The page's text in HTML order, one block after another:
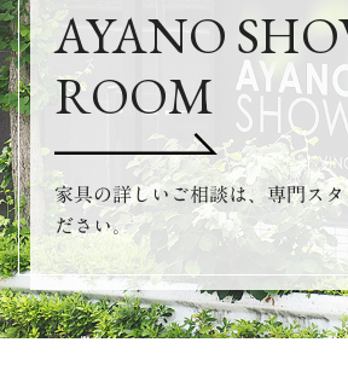
AYANO
ROOM
家具の詳しいご相談は、専門ス
ださい。